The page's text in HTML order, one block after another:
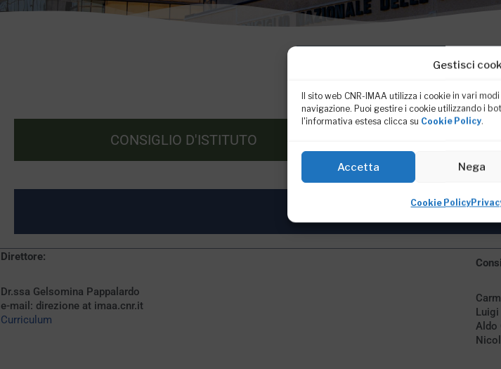
Gestisci
Il sito web CNR-IMAA utilizza i cookie in vari
navigazione. Puoi gestire i cookie utilizzando i
l'informativa estesa clicca su Cookie Policy.
Accetta Nega
Cookie Policy
CONSIGLIO D'ISTITUTO
Direttore:
Dr.ssa Gelsomina Pappalardo
e-mail: direzione at imaa.cnr.it
Curriculum
Luigi
Aldo